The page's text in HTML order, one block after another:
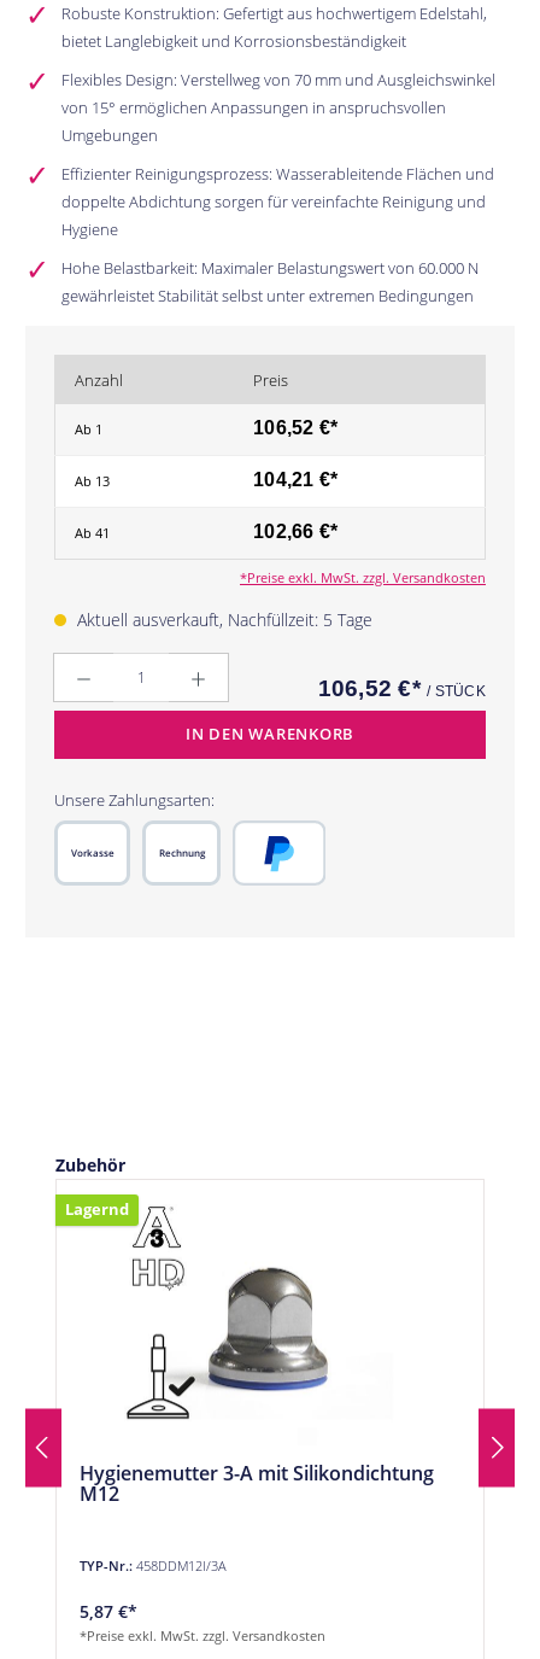
Robuste Konstruktion: Gefertigt aus hochwertigem Edelstahl,
bietet Langlebigkeit und Korrosionsbeständigkeit
Flexibles Design: Verstellweg von 70 mm und Ausgleichswinkel
von 15° ermöglichen Anpassungen in anspruchsvollen
Umgebungen
Effizienter Reinigungsprozess: Wasserableitende Flächen und
doppelte Abdichtung sorgen für vereinfachte Reinigung und
Hygiene
Hohe Belastbarkeit: Maximaler Belastungswert von 60.000 N
gewährleistet Stabilität selbst unter extremen Bedingungen
Anzahl Preis
Ab 1 106,52 €*
Ab 13 104,21 €*
Ab 41 102,66 €*
*Preise exkl. MwSt. zzgl. Versandkosten
Aktuell ausverkauft, Nachfüllzeit: 5 Tage
106,52 €*/ STÜCK
IN DEN WARENKORB
Unsere Zahlungsarten:
Rechnung
Vorkasse
Produktgalerie überspringen
Zubehör
Lagernd
Hygienemutter 3-A mit Silikondichtung
M12
TYP-Nr.:458DDM12I/3A
5,87 €*
*Preise exkl. MwSt. zzgl. Versandkosten